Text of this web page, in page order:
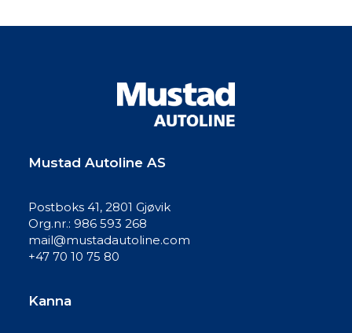
Mustad Autoline AS
Postboks 41, 2801 Gjøvik
Org.nr.: 986 593 268
mail@mustadautoline.com
+47 70 10 75 80
Kanna